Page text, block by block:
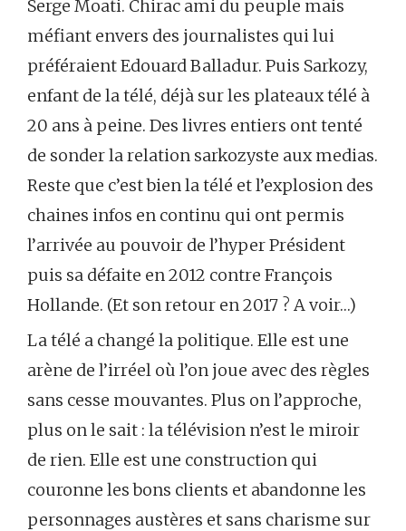
Serge Moati. Chirac ami du peuple mais
méfiant envers des journalistes qui lui
préféraient Edouard Balladur. Puis Sarkozy,
enfant de la télé, déjà sur les plateaux télé à
20 ans à peine. Des livres entiers ont tenté
de sonder la relation sarkozyste aux medias.
Reste que c’est bien la télé et l’explosion des
chaines infos en continu qui ont permis
l’arrivée au pouvoir de l’hyper Président
puis sa défaite en 2012 contre François
Hollande. (Et son retour en 2017 ? A voir…)
La télé a changé la politique. Elle est une
arène de l’irréel où l’on joue avec des règles
sans cesse mouvantes. Plus on l’approche,
plus on le sait : la télévision n’est le miroir
de rien. Elle est une construction qui
couronne les bons clients et abandonne les
personnages austères et sans charisme sur